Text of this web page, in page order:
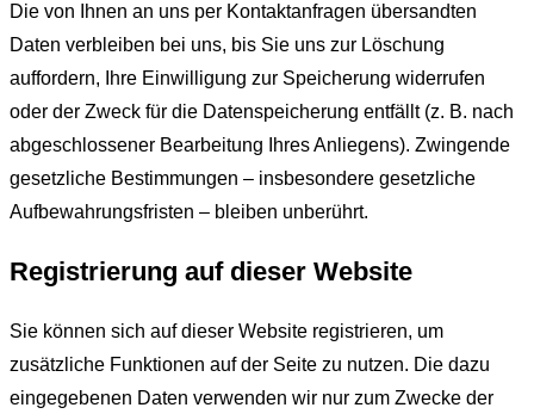
Die von Ihnen an uns per Kontaktanfragen übersandten
Daten verbleiben bei uns, bis Sie uns zur Löschung
auffordern, Ihre Einwilligung zur Speicherung widerrufen
oder der Zweck für die Datenspeicherung entfällt (z. B. nach
abgeschlossener Bearbeitung Ihres Anliegens). Zwingende
gesetzliche Bestimmungen – insbesondere gesetzliche
Aufbewahrungsfristen – bleiben unberührt.
Registrierung auf dieser Website
Sie können sich auf dieser Website registrieren, um
zusätzliche Funktionen auf der Seite zu nutzen. Die dazu
eingegebenen Daten verwenden wir nur zum Zwecke der